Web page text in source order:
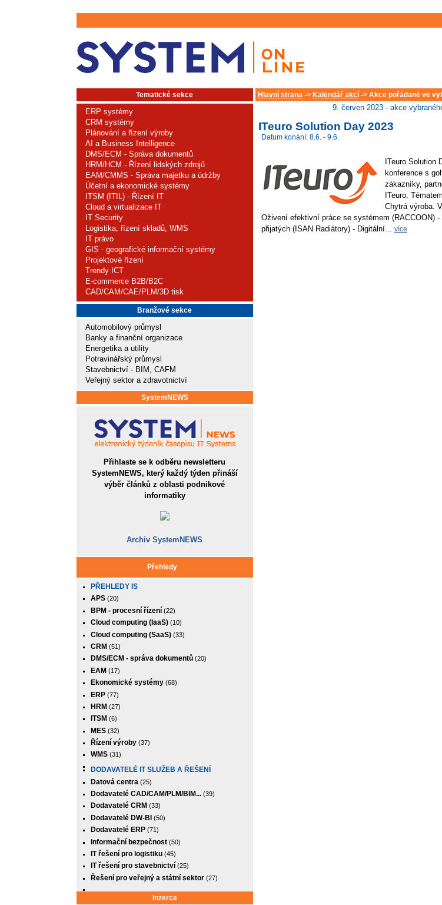
Tematické sekce
ERP systémy
CRM systémy
Plánování a řízení výroby
AI a Business Intelligence
DMS/ECM - Správa dokumentů
HRM/HCM - Řízení lidských zdrojů
EAM/CMMS - Správa majetku a údržby
Účetní a ekonomické systémy
ITSM (ITIL) - Řízení IT
Cloud a virtualizace IT
IT Security
Logistika, řízení skladů, WMS
IT právo
GIS - geografické informační systémy
Projektové řízení
Trendy ICT
E-commerce B2B/B2C
CAD/CAM/CAE/PLM/3D tisk
Branžové sekce
Automobilový průmysl
Banky a finanční organizace
Energetika a utility
Potravinářský průmysl
Stavebnictví - BIM, CAFM
Veřejný sektor a zdravotnictví
SystemNEWS
Přihlaste se k odběru newsletteru
SystemNEWS, který každý týden přináší
výběr článků z oblasti podnikové
informatiky
Archiv SystemNEWS
Přehledy
PŘEHLEDY IS
APS(20)
BPM - procesní řízení(22)
Cloud computing (IaaS)(10)
Cloud computing (SaaS)(33)
CRM (51)
DMS/ECM - správa dokumentů(20)
EAM (17)
Ekonomické systémy(68)
ERP(77)
HRM (27)
ITSM (6)
MES(32)
Řízení výroby(37)
WMS(31)
DODAVATELÉ IT SLUŽEB A ŘEŠENÍ
Datová centra (25)
Dodavatelé CAD/CAM/PLM/BIM...(39)
Dodavatelé CRM (33)
Dodavatelé DW-BI (50)
Dodavatelé ERP(71)
Informační bezpečnost(50)
IT řešení pro logistiku(45)
IT řešení pro stavebnictví(25)
Řešení pro veřejný a státní sektor(27)
Inzerce
Hlavní strana-> Kalendář akcí-> Akce pořádané ve
9. červen 2023 - akce
ITeuro Solution Day 2023
Datum konání: 8.6. - 9.6.
ITeuro Solution
konference s
zákazníky,
ITeuro.
Chytrá výroba.
Oživení efektivní práce se systémem (RACCOON)
přijatých (ISAN Radiátory) - Digitální... více